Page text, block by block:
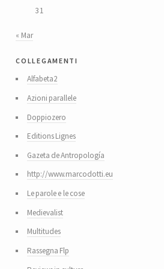
31
« Mar
collegamenti
Alfabeta2
Azioni parallele
Doppiozero
Editions Lignes
Gazeta de Antropología
http://www.marcodotti.eu
Le parole e le cose
Medievalist
Multitudes
Rassegna Flp